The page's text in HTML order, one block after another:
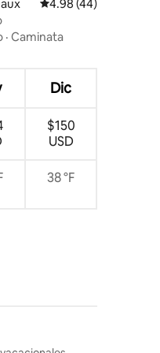
Calificación
4.98 (44)
· Caminata
Dic
$150
USD
38 °F